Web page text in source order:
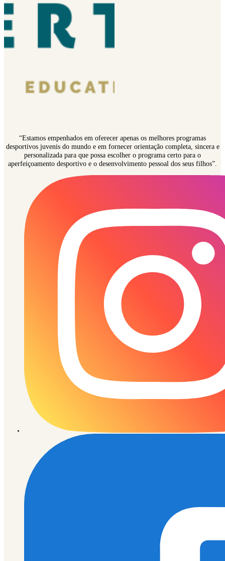
“Estamos empenhados em oferecer apenas os melhores programas
desportivos juvenis do mundo e em fornecer orientação completa, sincera e
personalizada para que possa escolher o programa certo para o
aperfeiçoamento desportivo e o desenvolvimento pessoal dos seus filhos”.